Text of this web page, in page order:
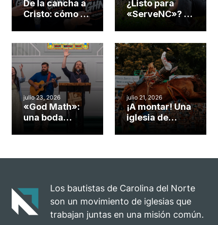
De la cancha a
Cristo: cómo el
gimnasio de
Cary se
convirtió en un
insólito campo
misionero te
cuento
¿Listo para
«ServeNC»? 4
obra de Dios
durante la
Semana
ServeNC
julio 23, 2026
«God Math»:
una boda
celebra el
julio 21, 2026
¡A montar! Una
iglesia de
rodeo anual en
para el
ministerio
Los bautistas de Carolina del Norte
son un movimiento de iglesias que
trabajan juntas en una misión común.